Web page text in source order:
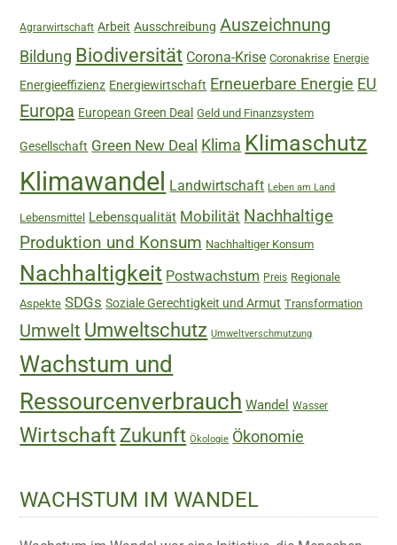
Agrarwirtschaft Arbeit Ausschreibung Auszeichnung
Bildung Biodiversität Corona-Krise Coronakrise Energie
Energieeffizienz Energiewirtschaft Erneuerbare Energie EU
Europa European Green Deal Geld und Finanzsystem
Gesellschaft Green New Deal Klima Klimaschutz
Klimawandel Landwirtschaft Leben am Land
Lebensmittel Lebensqualität Mobilität Nachhaltige
Produktion und Konsum Nachhaltiger Konsum
Nachhaltigkeit Postwachstum Preis Regionale
Aspekte SDGs Soziale Gerechtigkeit und Armut Transformation
Umwelt Umweltschutz Umweltverschmutzung
Wachstum und
Ressourcenverbrauch Wandel Wasser
Wirtschaft Zukunft Ökologie Ökonomie
WACHSTUM IM WANDEL